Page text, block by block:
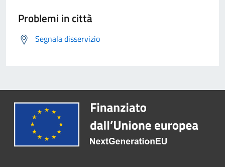
Problemi in città
Segnala disservizio